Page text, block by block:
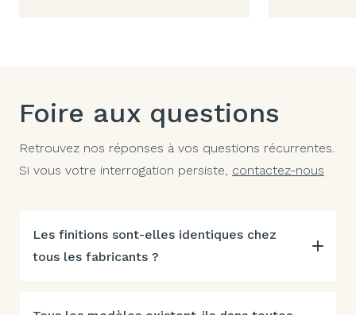
Foire aux questions
Retrouvez nos réponses à vos questions récurrentes.
Si vous votre interrogation persiste, contactez-nous
Les finitions sont-elles identiques chez
tous les fabricants ?